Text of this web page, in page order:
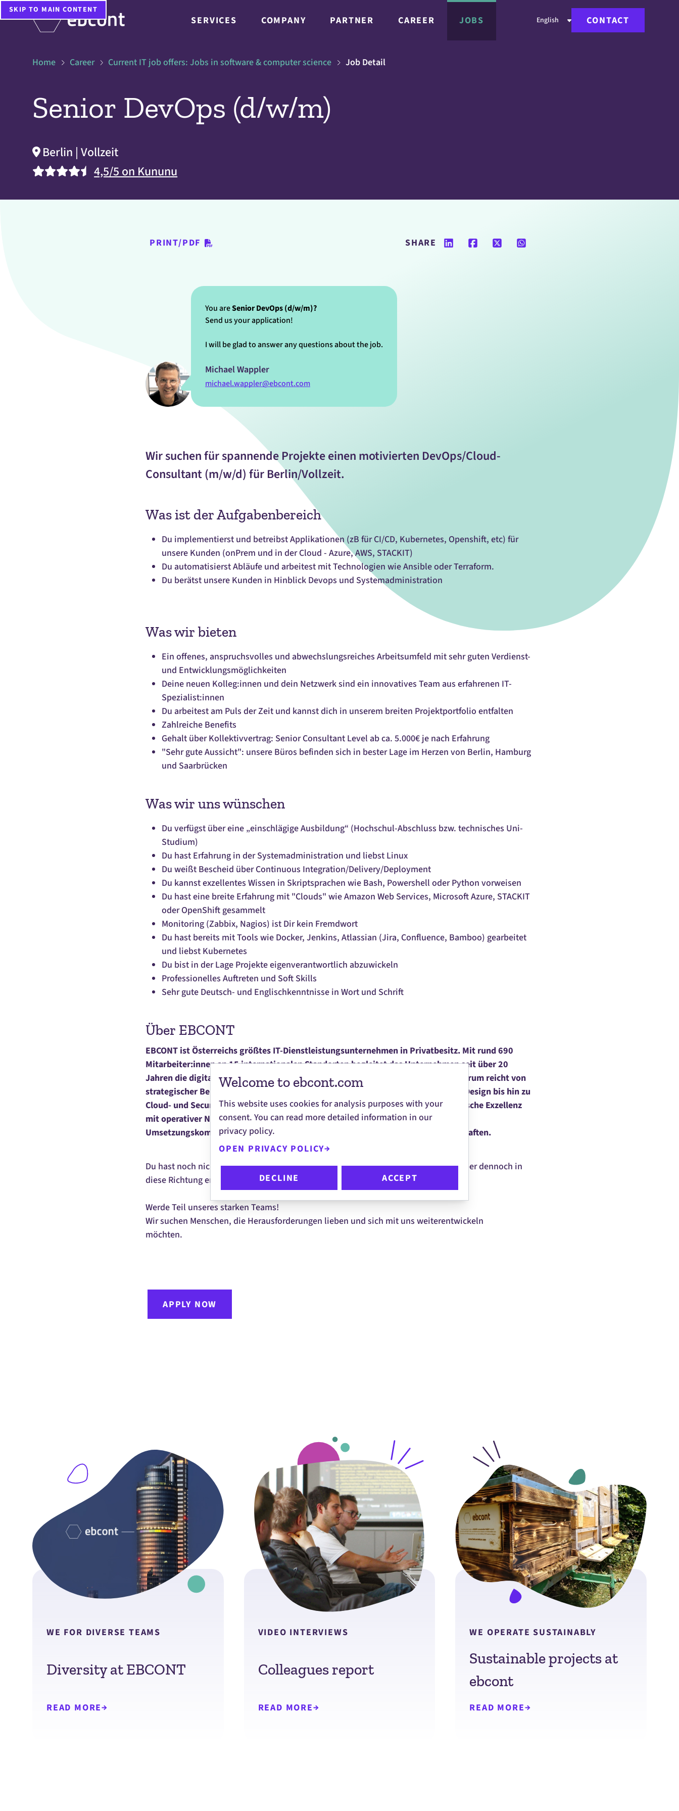
SKIP TO MAIN CONTENT
Welcome to ebcont.com
This website uses cookies for analysis purposes with your
consent. You can read more detailed information in our
privacy policy.
OPEN PRIVACY POLICY
DECLINE ACCEPT
SERVICES COMPANY PARTNER CAREER JOBS CONTACT
Home Career Current IT job offers: Jobs in software & computer science Job Detail
Senior DevOps (d/w/m)
Berlin | Vollzeit
4,5/5 on Kununu
PRINT/PDF SHARE
You areSenior DevOps (d/w/m)?
Send us your application!
I will be glad to answer any questions about the job.
Michael Wappler
michael.wappler@ebcont.com
Wir suchen für spannende Projekte einen motivierten DevOps/Cloud-
Consultant (m/w/d) für Berlin/Vollzeit.
Was ist der Aufgabenbereich
Du implementierst und betreibst Applikationen (zB für CI/CD, Kubernetes, Openshift, etc) für
unsere Kunden (onPrem und in der Cloud - Azure, AWS, STACKIT)
Du automatisierst Abläufe und arbeitest mit Technologien wie Ansible oder Terraform.
Du berätst unsere Kunden in Hinblick Devops und Systemadministration
Was wir bieten
Ein offenes, anspruchsvolles und abwechslungsreiches Arbeitsumfeld mit sehr guten Verdienst-
und Entwicklungsmöglichkeiten
Deine neuen Kolleg:innen und dein Netzwerk sind ein innovatives Team aus erfahrenen IT-
Spezialist:innen
Du arbeitest am Puls der Zeit und kannst dich in unserem breiten Projektportfolio entfalten
Zahlreiche Benefits
Gehalt über Kollektivvertrag: Senior Consultant Level ab ca. 5.000€ je nach Erfahrung
"Sehr gute Aussicht": unsere Büros befinden sich in bester Lage im Herzen von Berlin, Hamburg
und Saarbrücken
Was wir uns wünschen
Du verfügst über eine „einschlägige Ausbildung“ (Hochschul-Abschluss bzw. technisches Uni-
Studium)
Du hast Erfahrung in der Systemadministration und liebst Linux
Du weißt Bescheid über Continuous Integration/Delivery/Deployment
Du kannst exzellentes Wissen in Skriptsprachen wie Bash, Powershell oder Python vorweisen
Du hast eine breite Erfahrung mit "Clouds" wie Amazon Web Services, Microsoft Azure, STACKIT
oder OpenShift gesammelt
Monitoring (Zabbix, Nagios) ist Dir kein Fremdwort
Du hast bereits mit Tools wie Docker, Jenkins, Atlassian (Jira, Confluence, Bamboo) gearbeitet
und liebst Kubernetes
Du bist in der Lage Projekte eigenverantwortlich abzuwickeln
Professionelles Auftreten und Soft Skills
Sehr gute Deutsch- und Englischkenntnisse in Wort und Schrift
Über EBCONT
EBCONT ist Österreichs größtes IT-Dienstleistungsunternehmen in Privatbesitz. Mit rund 690
Mitarbeiter:innen an 15 internationalen Standorten begleitet das Unternehmen seit über 20
Jahren die digitale Transformation im privaten und öffentlichen Sektor. Das Spektrum reicht von
strategischer Beratung über maßgeschneiderte Softwareentwicklung und UX/UI-Design bis hin zu
Cloud- und Security-Services. Interdisziplinäre Teams verbinden dabei technologische Exzellenz
mit operativer Nachhaltigkeit. EBCONT steht für verlässliche Delivery, hohe
Umsetzungskompetenz und langfristige Partnerschaften in komplexen IT-Landschaften.
Du hast noch nicht soviel Erfahrung wie für die Rolle gefordert? Du möchtest dich aber dennoch in
diese Richtung entwickeln? Trotzdem bewerben!
Werde Teil unseres starken Teams!
Wir suchen Menschen, die Herausforderungen lieben und sich mit uns weiterentwickeln
möchten.
APPLY NOW
WE FOR DIVERSE TEAMS
Diversity at EBCONT
READ MORE
VIDEO INTERVIEWS
Colleagues report
READ MORE
WE OPERATE SUSTAINABLY
Sustainable projects at
ebcont
READ MORE